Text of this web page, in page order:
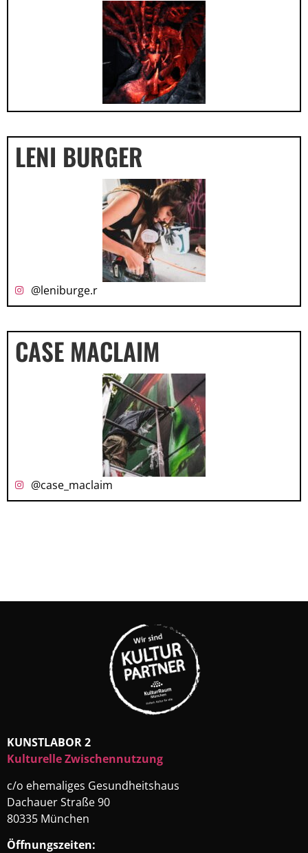
LENI BURGER
@leniburge.r
CASE MACLAIM
@case_maclaim
KUNSTLABOR 2
Kulturelle Zwischennutzung
c/o ehemaliges Gesundheitshaus
Dachauer Straße 90
80335 München
Öffnungszeiten: